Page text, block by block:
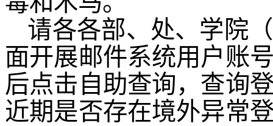
请各各部、处、学院
面开展邮件系统用户账
后点击自助查询，查询
近期是否存在境外异常